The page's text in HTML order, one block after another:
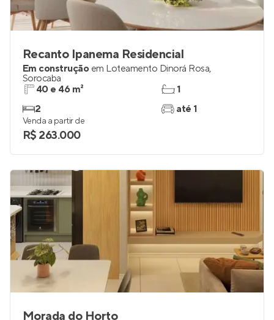
Recanto Ipanema Residencial
Em construção em Loteamento Dinorá Rosa,
Sorocaba
40 e 46 m²
2
1
até 1
Venda a partir de
R$ 263.000
Morada do Horto